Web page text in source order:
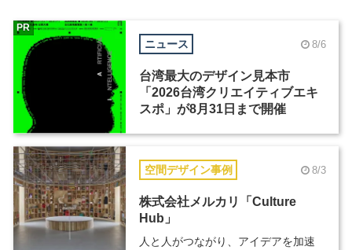
ニュース 8/6
台湾最大のデザイン見本市
「2026台湾クリエイティブエキ
スポ」が8月31日まで開催
PR
空間デザイン事例 8/3
株式会社メルカリ「Culture
Hub」
人と人がつながり、アイデアを加速